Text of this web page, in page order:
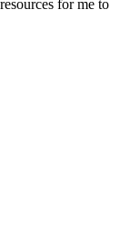
for me to